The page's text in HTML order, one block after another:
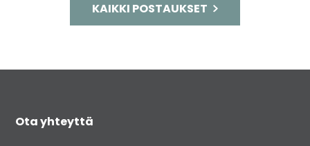
KAIKKI POSTAUKSET
Ota yhteyttä